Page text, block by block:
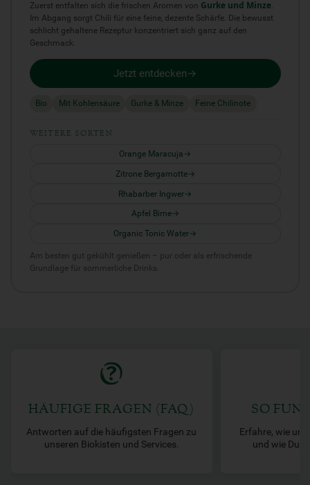
Zuerst entfalten sich die frischen Aromen von Gurke und Minze.
Im Abgang sorgt Chili für eine feine, dezente Schärfe. Die bewusst
schlicht gehaltene Rezeptur konzentriert sich ganz auf den
Geschmack.
Jetzt entdecken
Bio Mit Kohlensäure Gurke & Minze Feine Chilinote
WEITERE SORTEN
Orange Maracuja
Zitrone Bergamotte
Rhabarber Ingwer
Apfel Birne
Organic Tonic Water
Am besten gut gekühlt genießen – pur oder als erfrischende
Grundlage für sommerliche Drinks.
HÄUFIGE FRAGEN (FAQ)
Antworten auf die häufigsten Fragen zu
unseren Biokisten und Services.
SO
Erfahre, wie
und wie Du